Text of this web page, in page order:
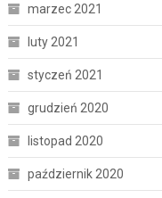
marzec 2021
luty 2021
styczeń 2021
grudzień 2020
listopad 2020
październik 2020